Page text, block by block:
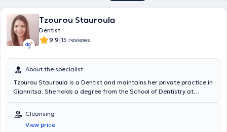
Tzourou Stauroula
Dentist
9.9|15 reviews
About the specialist
Tzourou Stauroula is a Dentist and maintains her private practice in
Giannitsa. She holds a degree from the School of Dentistry at
same University. She is a member of the Dental Association of Pella
as well as the Stomatological Society of Northern Greece. In her
practice, she manages a wide range of cases across the entire
Cleansing
View price